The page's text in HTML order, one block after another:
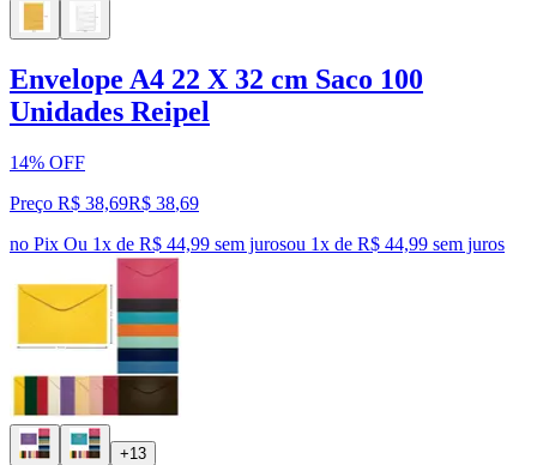
Envelope A4 22 X 32 cm Saco 100
Unidades Reipel
14% OFF
Preço R$ 38,69R$ 38,69
no Pix Ou 1x de R$ 44,99 sem jurosou 1x de R$ 44,99 sem juros
+13